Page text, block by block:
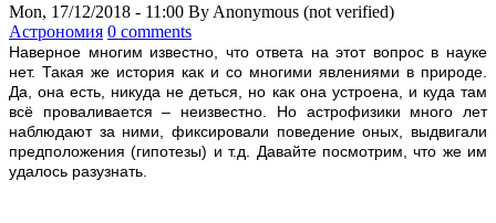
Mon, 17/12/2018 - 11:00 By Anonymous (not verified)
Астрономия 0 comments
Наверное многим известно, что ответа на этот вопрос в науке
нет. Такая же история как и со многими явлениями в природе.
Да, она есть, никуда не деться, но как она устроена, и куда там
всё проваливается – неизвестно. Но астрофизики много лет
наблюдают за ними, фиксировали поведение оных, выдвигали
предположения (гипотезы) и т.д. Давайте посмотрим, что же им
удалось разузнать.